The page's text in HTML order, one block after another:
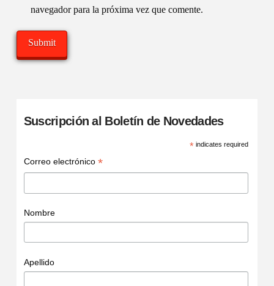
navegador para la próxima vez que comente.
Suscripción al Boletín de Novedades
*indicates required
Correo electrónico *
Nombre
Apellido